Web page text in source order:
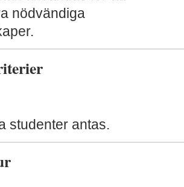
nödvändiga
studenter antas.